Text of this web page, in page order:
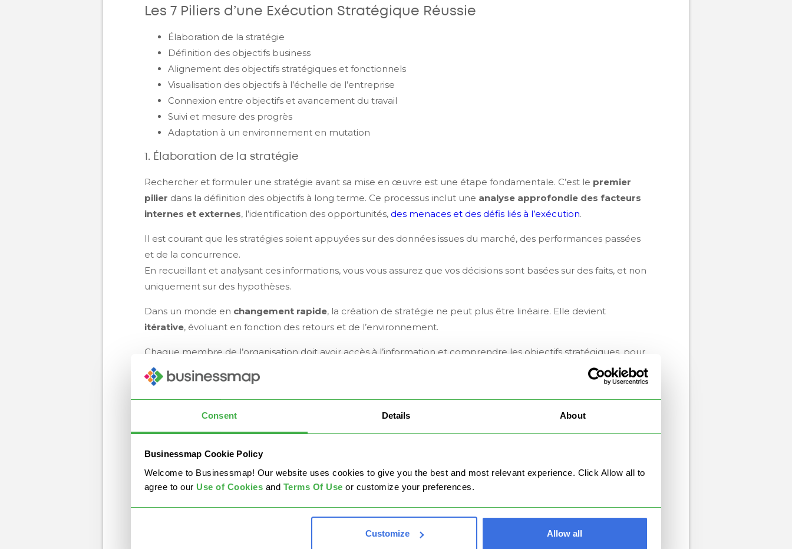
Consent Details About
Businessmap Cookie Policy
Welcome to Businessmap! Our website uses cookies to give you the best and most relevant experience. Click Allow all to
agree to our Use of Cookies and Terms Of Use or customize your preferences.
Customize Allow all
Les 7 Piliers d’une Exécution Stratégique Réussie
Élaboration de la stratégie
Définition des objectifs business
Alignement des objectifs stratégiques et fonctionnels
Visualisation des objectifs à l’échelle de l’entreprise
Connexion entre objectifs et avancement du travail
Suivi et mesure des progrès
Adaptation à un environnement en mutation
1. Élaboration de la stratégie
Rechercher et formuler une stratégie avant sa mise en œuvre est une étape fondamentale. C’est le premier
pilier dans la définition des objectifs à long terme. Ce processus inclut une analyse approfondie des facteurs
internes et externes, l’identification des opportunités, des menaces et des défis liés à l’exécution.
Il est courant que les stratégies soient appuyées sur des données issues du marché, des performances passées
et de la concurrence.
En recueillant et analysant ces informations, vous vous assurez que vos décisions sont basées sur des faits, et non
uniquement sur des hypothèses.
Dans un monde en changement rapide, la création de stratégie ne peut plus être linéaire. Elle devient
itérative, évoluant en fonction des retours et de l’environnement.
Chaque membre de l’organisation doit avoir accès à l’information et comprendre les objectifs stratégiques, pour
garantir un alignement total.
Les objectifs business guident les efforts de l’entreprise vers des résultats spécifiques. Ils doivent être
mesurables, réalisteset alignés avec les objectifs globaux.
Une approche courante consiste à définir des
Par exemple, chezBusinessmap, nous réalisons des revues stratégiques régulières pour évaluer notre position
comprennent les objectifs, le niveau de progression et les ajustements nécessaires.